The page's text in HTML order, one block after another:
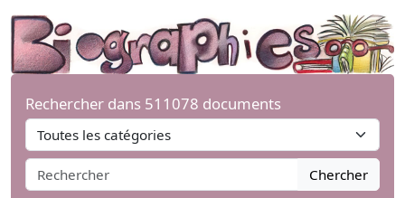
Rechercher dans 511078 documents
Chercher